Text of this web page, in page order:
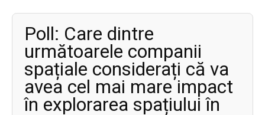
Poll: Care dintre
următoarele companii
spațiale considerați că va
avea cel mai mare impact
în explorarea spațiului în